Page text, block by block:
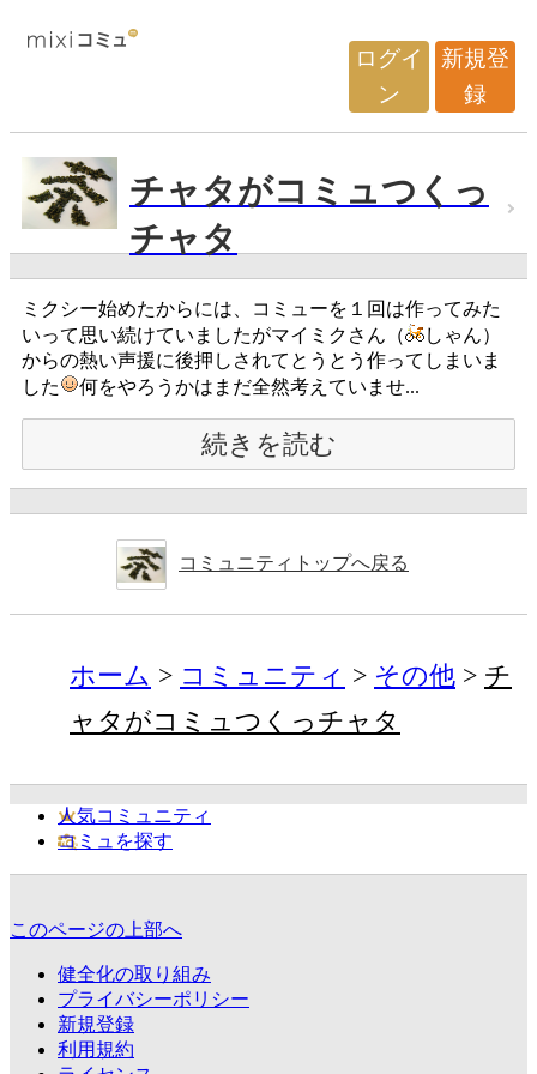
ログイ
ン
新規登
録
チャタがコミュつくっ
チャタ
ミクシー始めたからには、コミューを１回は作ってみた
いって思い続けていましたがマイミクさん（
しゃん）
からの熱い声援に後押しされてとうとう作ってしまいま
した
何をやろうかはまだ全然考えていませ...
続きを読む
コミュニティトップへ戻る
ホーム コミュニティ その他
チ
ャタがコミュつくっチャタ
人気コミュニティ
コミュを探す
このページの上部へ
健全化の取り組み
プライバシーポリシー
新規登録
利用規約